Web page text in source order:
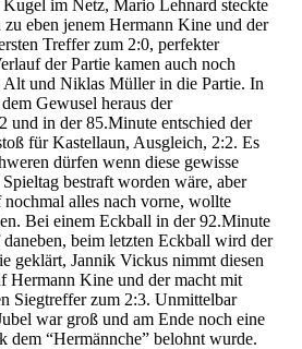
Kugel im Netz, Mario Lehnard steckte
eben jenem Hermann Kine und der
Treffer zum 2:0, perfekter
der Partie kamen auch noch
Alt und Niklas Müller in die Partie. In
Gewusel heraus der
und in der 85.Minute entschied der
für Kastellaun, Ausgleich, 2:2. Es
dürfen wenn diese gewisse
bestraft worden wäre, aber
alles nach vorne, wollte
Bei einem Eckball in der 92.Minute
daneben, beim letzten Eckball wird der
geklärt, Jannik Vickus nimmt diesen
Hermann Kine und der macht mit
Siegtreffer zum 2:3. Unmittelbar
war groß und am Ende noch eine
dem “Hermännche” belohnt wurde.